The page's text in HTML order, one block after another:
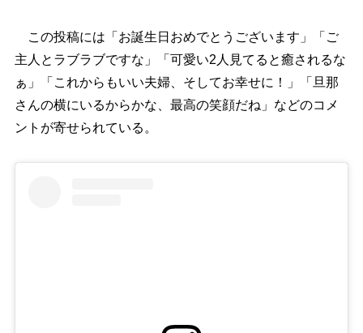
この投稿には「お誕生日おめでとうございます」「ご
主人とラブラブですな」「可愛い2人見てると癒されるな
ぁ」「これからもいい夫婦、そしてお幸せに！」「旦那
さんの横にいるからかな、最高の笑顔だね」などのコメ
ントが寄せられている。